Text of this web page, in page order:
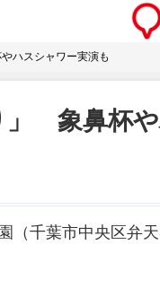
ハスシャワー実演も
」 象鼻杯
（千葉市中央区弁